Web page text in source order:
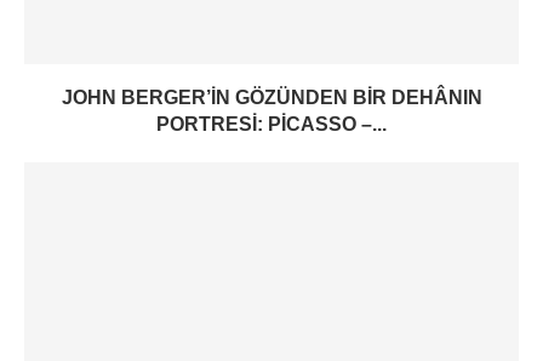
JOHN BERGER’IN GÖZÜNDEN BIR DEHÂNIN
PORTRESI: PICASSO –...